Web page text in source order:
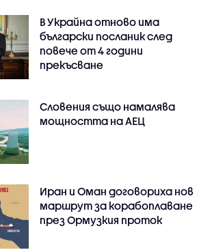
В Украйна отново има
български посланик след
повече от 4 години
прекъсване
Словения също намалява
мощността на АЕЦ
Иран и Оман договориха нов
маршрут за корабоплаване
през Ормузкия проток